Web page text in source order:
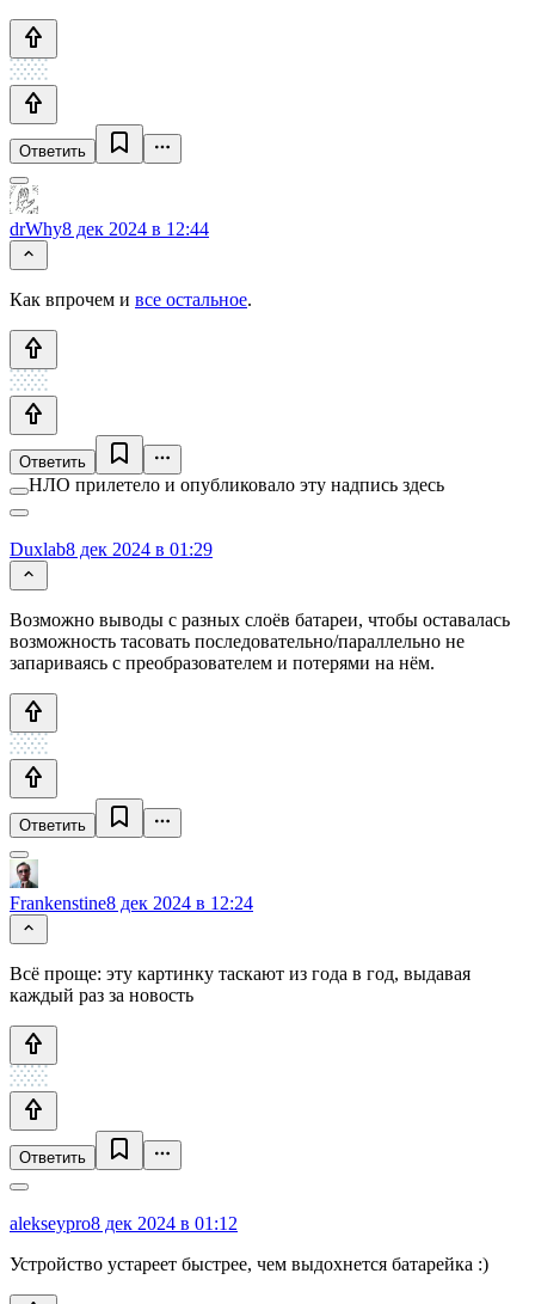
Ответить
drWhy8 дек 2024 в 12:44
Как впрочем и все остальное.
Ответить
НЛО прилетело и опубликовало эту надпись здесь
Duxlab8 дек 2024 в 01:29
Возможно выводы с разных слоёв батареи, чтобы оставалась
возможность тасовать последовательно/параллельно не
запариваясь с преобразователем и потерями на нём.
Ответить
Frankenstine8 дек 2024 в 12:24
Всё проще: эту картинку таскают из года в год, выдавая
каждый раз за новость
Ответить
alekseypro8 дек 2024 в 01:12
Устройство устареет быстрее, чем выдохнется батарейка :)